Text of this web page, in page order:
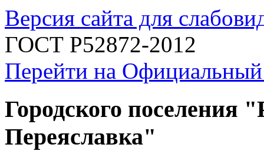
Версия сайта для
ГОСТ Р52872-2012
Перейти на
Городского поселения
Переяславка"